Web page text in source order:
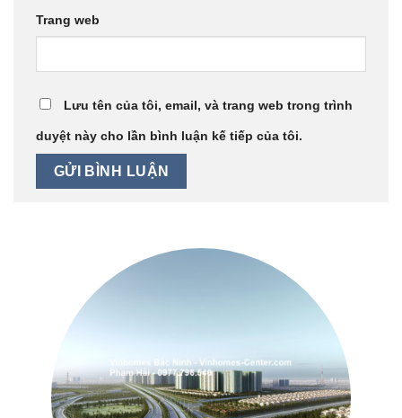
Trang web
Lưu tên của tôi, email, và trang web trong trình
duyệt này cho lần bình luận kế tiếp của tôi.